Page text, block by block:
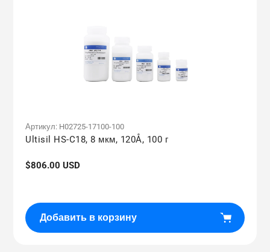
Артикул: H02725-17100-100
Ultisil HS-C18, 8 мкм, 120Å, 100 г
Обычная
$806.00 USD
Добавить в корзину